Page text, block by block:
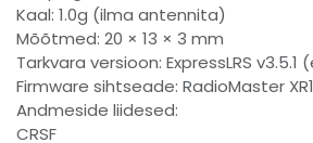
Kaal: 1.0g (ilma antennita)
Mõõtmed: 20 × 13 × 3 mm
Tarkvara versioon: ExpressLRS
Firmware sihtseade: RadioMaster
Andmeside liidesed:
CRSF